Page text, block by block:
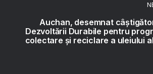
Auchan, desemnat
Dezvoltării Durabile pentru
colectare și reciclare a uleiului